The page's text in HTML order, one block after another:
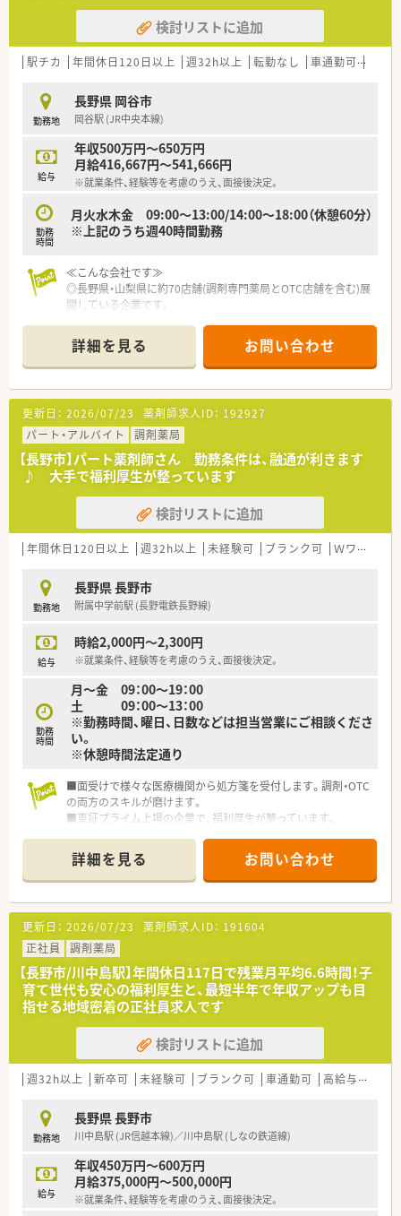
検討リストに追加
駅チカ 年間休日120日以上 週32h以上 転勤なし 車通勤可
勤務地
長野県 岡谷市
岡谷駅 (JR中央本線)
給与
年収500万円～650万円
月給416,667円～541,666円
※就業条件、経験等を考慮のうえ、面接後決定。
勤務
時間
月火水木金 09:00～13:00/14:00～18:00（休憩60分）
※上記のうち週40時間勤務
≪こんな会社です≫
◎長野県・山梨県に約70店舗(調剤専門薬局とOTC店舗を含む)展
開している企業です。
視点から健康面をサポートできる魅力があります。
◎社員の自主性を重んじており、都度開催される勉強会や研修に
て、今後ニーズが高まる在宅のほか専門性の高い知識を習得でき
る環境があります。
◎地域貢献活動も盛んで運動・食事などの面より身体を整えるセ
ルフメディケーションのセミナーなども開いております。
≪福利厚生・教育制度の充実≫
◎認定薬剤師資格取得は会社全額負担
◎産休取得率100％、また育休復帰率も100％！
◎スポーツジムやスパは社員は無料で使用可能、社員割引制度あ
◎月に1回、製薬メーカーの勉強会を実施
◎面対応の環境で様々な科目にふれることができます！
◎転居をともなう異動の心配はありません。
詳細を見る お問い合わせ
更新日： 2026/07/23 薬剤師求人ID： 192927
パート・アルバイト
調剤薬局
【長野市】パート薬剤師さん 勤務条件は、融通が利きます
♪ 大手で福利厚生が整っています
検討リストに追加
年間休日120日以上 週32h以上 未経験可 ブランク可 Ｗワーク可
勤務地
長野県 長野市
附属中学前駅 (長野電鉄長野線)
給与
時給2,000円～2,300円
※就業条件、経験等を考慮のうえ、面接後決定。
勤務
時間
月～金 09：00～19：00
土 09：00～13：00
※勤務時間、曜日、日数などは担当営業にご相談くださ
い。
※休憩時間法定通り
■面受けで様々な医療機関から処方箋を受付します。調剤・OTC
の両方のスキルが磨けます。
■東証プライム上場の企業で、福利厚生が整っています。
アです。
■教育制度にも力を入れており、研修制度やe-ラーニングなど導
入しています。
詳細を見る お問い合わせ
更新日： 2026/07/23 薬剤師求人ID： 191604
正社員
調剤薬局
【長野市/川中島駅】年間休日117日で残業月平均6.6時間！子
育て世代も安心の福利厚生と、最短半年で年収アップも目
指せる地域密着の正社員求人です
検討リストに追加
週32h以上 新卒可 未経験可 ブランク可 車通勤可 高給与(600万円以上)
勤務地
長野県 長野市
川中島駅 (JR信越本線)／川中島駅 (しなの鉄道線)
給与
年収450万円～600万円
月給375,000円～500,000円
※就業条件、経験等を考慮のうえ、面接後決定。